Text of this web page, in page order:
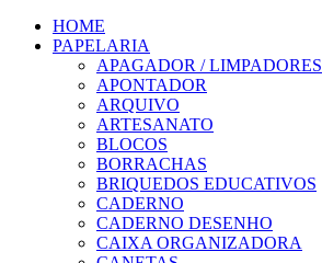
HOME
PAPELARIA
APAGADOR / LIMPADORES
APONTADOR
ARQUIVO
ARTESANATO
BLOCOS
BORRACHAS
BRIQUEDOS EDUCATIVOS
CADERNO
CADERNO DESENHO
CAIXA ORGANIZADORA